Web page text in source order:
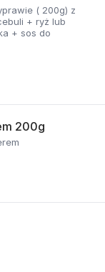
( 200g) z
+ ryż lub
200g